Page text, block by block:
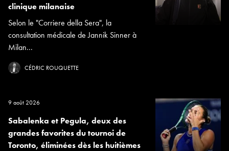
clinique milanaise
Selon le "Corriere della Sera", la
consultation médicale de Jannik Sinner à
Milan...
CÉDRIC ROUQUETTE
9 août 2026
Sabalenka et Pegula, deux des
grandes favorites du tournoi de
Toronto, éliminées dès les huitièmes